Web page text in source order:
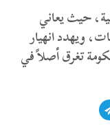
حيث يعاني
ويهدد انهيار
تغرق أصلاً في